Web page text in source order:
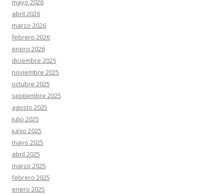
mayo 2026
abril 2026
marzo 2026
febrero 2026
enero 2026
diciembre 2025
noviembre 2025
octubre 2025
septiembre 2025
agosto 2025
julio 2025
junio 2025
mayo 2025
abril 2025
marzo 2025
febrero 2025
enero 2025